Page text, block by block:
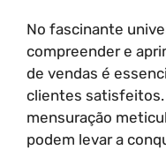
No fascinante
compreender e
de vendas é
clientes satisfeitos.
mensuração
podem levar a